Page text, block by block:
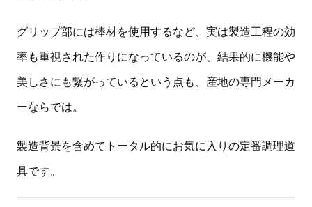
グリップ部には棒材を使用するなど、実は製造工程の効
率も重視された作りになっているのが、結果的に機能や
美しさにも繋がっているという点も、産地の専門メーカ
ーならでは。
製造背景を含めてトータル的にお気に入りの定番調理道
具です。